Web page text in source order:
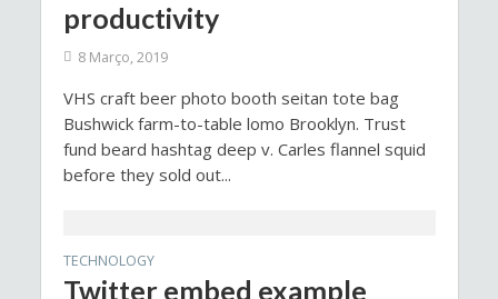
productivity
8 Março, 2019
VHS craft beer photo booth seitan tote bag
Bushwick farm-to-table lomo Brooklyn. Trust
fund beard hashtag deep v. Carles flannel squid
before they sold out...
TECHNOLOGY
Twitter embed example